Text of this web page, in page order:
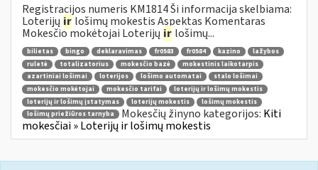
Registracijos numeris KM1814 Ši informacija skelbiama:
Loterijų ir lošimų mokestis Aspektas Komentaras
Mokesčio mokėtojai Loterijų ir lošimų...
bilietas bingo deklaravimas fr0583 fr0584 kazino
lažybos
ruletė
totalizatorius mokesčio bazė
mokestinis laikotarpis
azartiniai lošimai
loterijos lošimo automatai
stalo lošimai
mokesčio mokėtojai
mokesčio tarifai
loterijų ir lošimų mokestis
loterijų ir lošimų įstatymas
loterijų mokestis
lošimų mokestis
lošimų priežiūros tarnyba
Mokesčių žinyno kategorijos: Kiti
mokesčiai » Loterijų ir lošimų mokestis